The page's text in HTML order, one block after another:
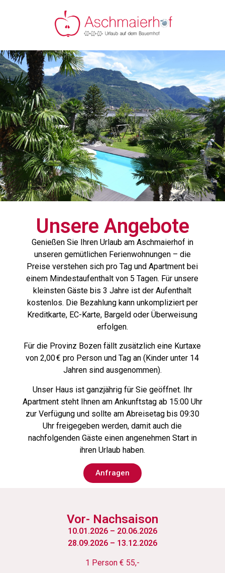
Unsere Angebote
Genießen Sie Ihren Urlaub am Aschmaierhof in
unseren gemütlichen Ferienwohnungen – die
Preise verstehen sich pro Tag und Apartment bei
einem Mindestaufenthalt von 5 Tagen. Für unsere
kleinsten Gäste bis 3 Jahre ist der Aufenthalt
kostenlos. Die Bezahlung kann unkompliziert per
Kreditkarte, EC-Karte, Bargeld oder Überweisung
erfolgen.
Für die Provinz Bozen fällt zusätzlich eine Kurtaxe
von 2,00 € pro Person und Tag an (Kinder unter 14
Jahren sind ausgenommen).
Unser Haus ist ganzjährig für Sie geöffnet. Ihr
Apartment steht Ihnen am Ankunftstag ab 15:00 Uhr
zur Verfügung und sollte am Abreisetag bis 09:30
Uhr freigegeben werden, damit auch die
nachfolgenden Gäste einen angenehmen Start in
ihren Urlaub haben.
Anfragen
Vor- Nachsaison
10.01.2026 – 20.06.2026
28.09.2026 – 13.12.2026
1 Person € 55,-